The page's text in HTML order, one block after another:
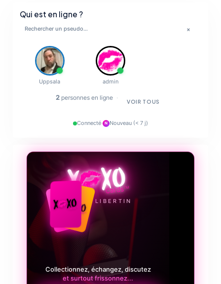
Qui est en ligne ?
×
Uppsala admin
2personnes en ligne ·
VOIR TOUS
Connecté· N Nouveau (< 7 j)
🔥
✨
LE JEU LIBERTIN
Collectionnez, échangez, discutez
et surtout frissonnez...